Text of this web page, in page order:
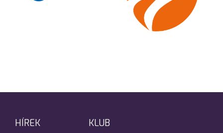
HÍREK KLUB